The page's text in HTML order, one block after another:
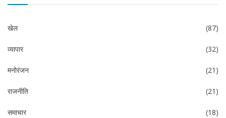
खेल (87)
व्यापार (32)
मनोरंजन (21)
राजनीति (21)
समाचार (18)